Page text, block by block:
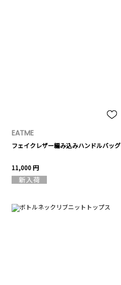
EATME
フェイクレザー編み込みハンドルバッグ
11,000 円